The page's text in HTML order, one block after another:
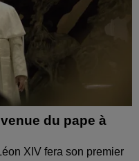
du pape à
XIV fera son premier